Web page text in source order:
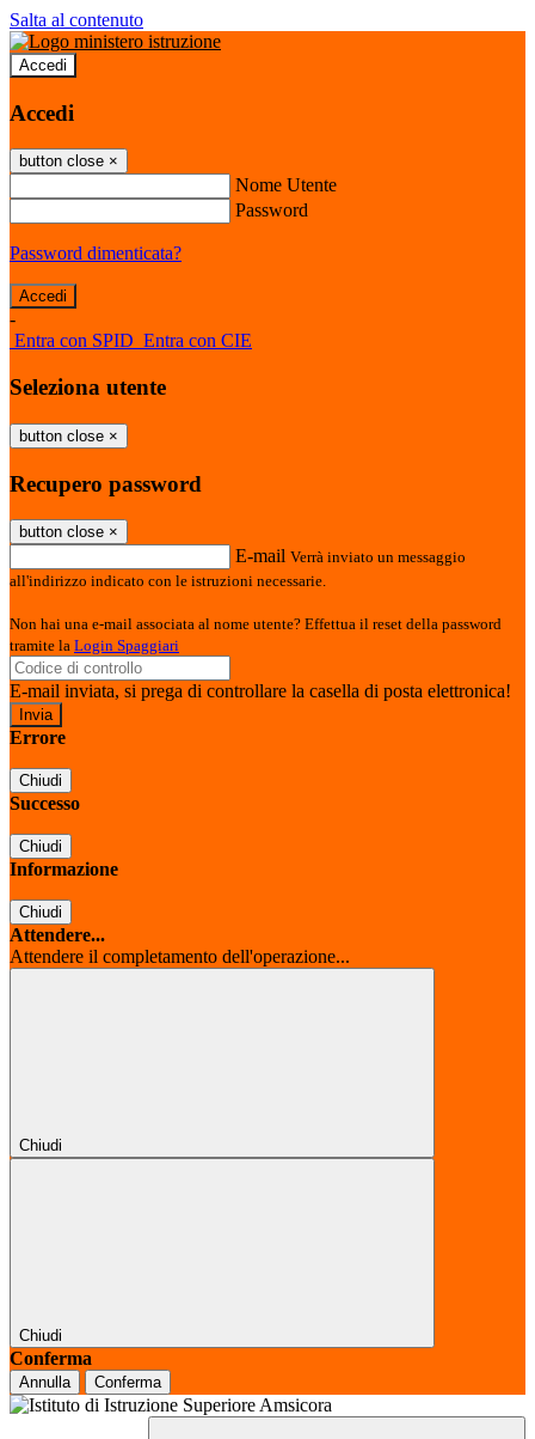
Salta al contenuto
Accedi
Accedi
button close ×
Nome Utente
Password
Password dimenticata?
-
Entra con SPID Entra con CIE
Seleziona utente
button close ×
Recupero password
button close ×
E-mail Verrà inviato un messaggio
all'indirizzo indicato con le istruzioni necessarie.
Non hai una e-mail associata al nome utente? Effettua il reset della password
tramite la Login Spaggiari
E-mail inviata, si prega di controllare la casella di posta elettronica!
Errore
Chiudi
Successo
Chiudi
Informazione
Chiudi
Attendere...
Attendere il completamento dell'operazione...
Chiudi
Chiudi
Conferma
Annulla Conferma